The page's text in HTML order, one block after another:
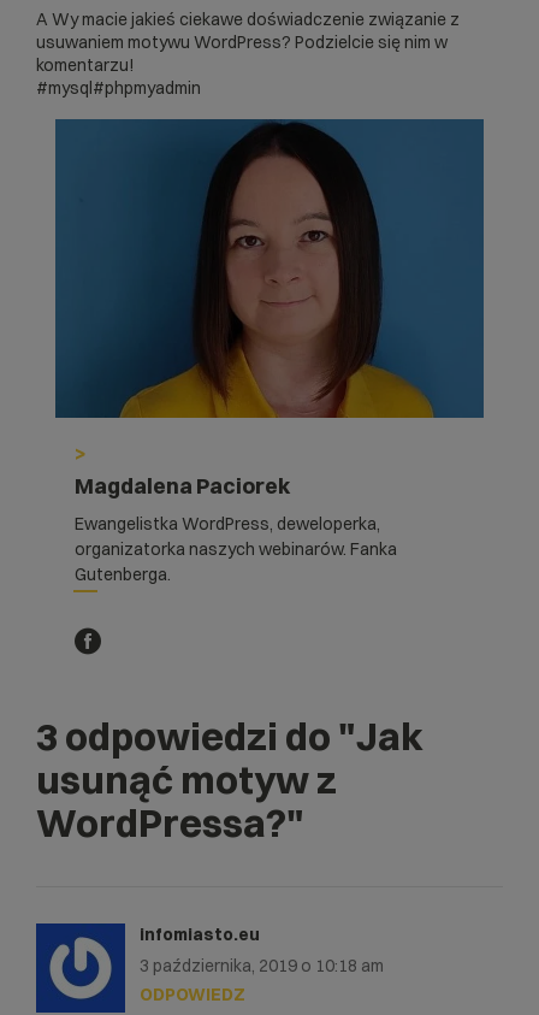
A Wy macie jakieś ciekawe doświadczenie związanie z
usuwaniem motywu WordPress? Podzielcie się nim w
komentarzu!
#mysql#phpmyadmin
>
Magdalena Paciorek
Ewangelistka WordPress, deweloperka,
organizatorka naszych webinarów. Fanka
Gutenberga.
3 odpowiedzi do "Jak
usunąć motyw z
WordPressa?"
infomiasto.eu
3 października, 2019 o 10:18 am
ODPOWIEDZ